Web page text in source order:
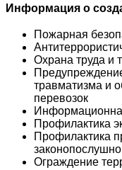
Информация о
Пожарная
Охрана труда и
травматизма и
перевозок
Профилактика
Профилактика
Ограждение